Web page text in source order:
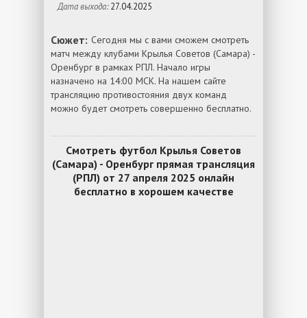
Дата выхода:27.04.2025
Сюжет: Сегодня мы с вами сможем смотреть
матч между клубами Крылья Советов (Самара) -
Оренбург в рамках РПЛ. Начало игры
назначено на 14:00 МСК. На нашем сайте
трансляцию противостояния двух команд
можно будет смотреть совершенно бесплатно.
Смотреть футбол Крылья Советов
(Самара) - Оренбург прямая трансляция
(РПЛ) от 27 апреля 2025 онлайн
бесплатно в хорошем качестве